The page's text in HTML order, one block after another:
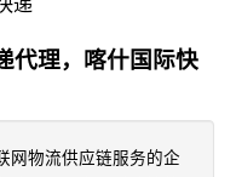
代理，喀什国际快
网物流供应链服务的企